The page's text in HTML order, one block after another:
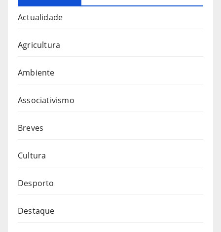
Actualidade
Agricultura
Ambiente
Associativismo
Breves
Cultura
Desporto
Destaque